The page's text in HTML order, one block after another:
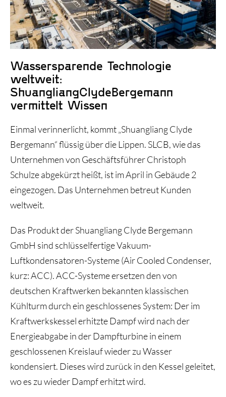
Historie und Entwicklung
Wassersparende Technologie
weltweit:
ShuangliangClydeBergemann
vermittelt Wissen
Einmal verinnerlicht, kommt „Shuangliang Clyde
Bergemann“ flüssig über die Lippen. SLCB, wie das
Unternehmen von Geschäftsführer Christoph
Schulze abgekürzt heißt, ist im April in Gebäude 2
eingezogen. Das Unternehmen betreut Kunden
weltweit.
Das Produkt der Shuangliang Clyde Bergemann
GmbH sind schlüsselfertige Vakuum-
Luftkondensatoren-Systeme (Air Cooled Condenser,
kurz: ACC). ACC-Systeme ersetzen den von
deutschen Kraftwerken bekannten klassischen
Kühlturm durch ein geschlossenes System: Der im
Kraftwerkskessel erhitzte Dampf wird nach der
Energieabgabe in der Dampfturbine in einem
geschlossenen Kreislauf wieder zu Wasser
kondensiert. Dieses wird zurück in den Kessel geleitet,
wo es zu wieder Dampf erhitzt wird.